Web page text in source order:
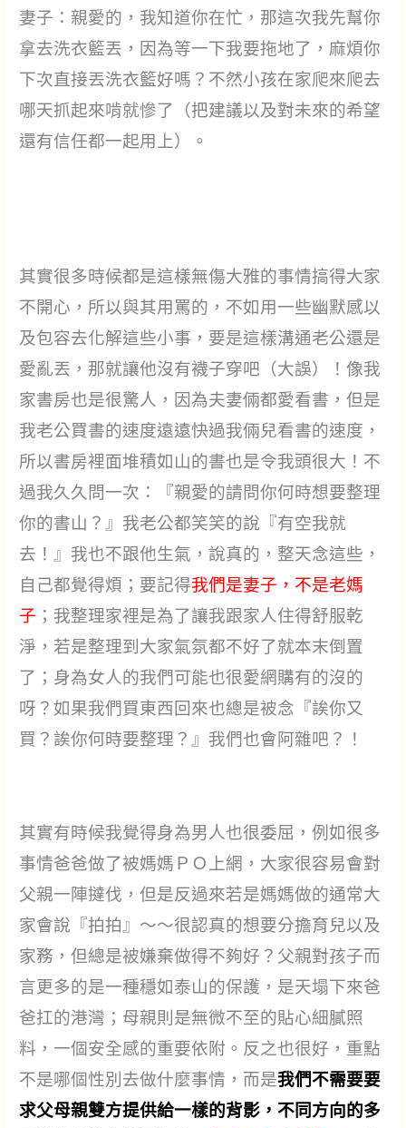
妻子：親愛的，我知道你在忙，那這次我先幫你
拿去洗衣籃丟，因為等一下我要拖地了，麻煩你
下次直接丟洗衣籃好嗎？不然小孩在家爬來爬去
哪天抓起來啃就慘了（把建議以及對未來的希望
還有信任都一起用上）。
其實很多時候都是這樣無傷大雅的事情搞得大家
不開心，所以與其用罵的，不如用一些幽默感以
及包容去化解這些小事，要是這樣溝通老公還是
愛亂丟，那就讓他沒有襪子穿吧（大誤）！像我
家書房也是很驚人，因為夫妻倆都愛看書，但是
我老公買書的速度遠遠快過我倆兒看書的速度，
所以書房裡面堆積如山的書也是令我頭很大！不
過我久久問一次：『親愛的請問你何時想要整理
你的書山？』我老公都笑笑的說『有空我就
去！』我也不跟他生氣，說真的，整天念這些，
自己都覺得煩；要記得我們是妻子，不是老媽
子 ；我整理家裡是為了讓我跟家人住得舒服乾
淨，若是整理到大家氣氛都不好了就本末倒置
了；身為女人的我們可能也很愛網購有的沒的
呀？如果我們買東西回來也總是被念『誒你又
買？誒你何時要整理？』我們也會阿雜吧？！
其實有時候我覺得身為男人也很委屈，例如很多
事情爸爸做了被媽媽ＰＯ上網，大家很容易會對
父親一陣撻伐，但是反過來若是媽媽做的通常大
家會說『拍拍』～～很認真的想要分擔育兒以及
家務，但總是被嫌棄做得不夠好？父親對孩子而
言更多的是一種穩如泰山的保護，是天塌下來爸
爸扛的港灣；母親則是無微不至的貼心細膩照
料，一個安全感的重要依附。反之也很好，重點
不是哪個性別去做什麼事情，而是我們不需要要
求父母親雙方提供給一樣的背影，不同方向的多